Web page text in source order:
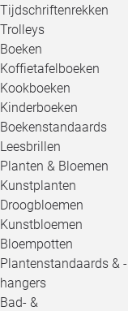
Tijdschriftenrekken
Trolleys
Boeken
Koffietafelboeken
Kookboeken
Kinderboeken
Boekenstandaards
Leesbrillen
Planten & Bloemen
Kunstplanten
Droogbloemen
Kunstbloemen
Bloempotten
Plantenstandaards & -
hangers
Bad- &